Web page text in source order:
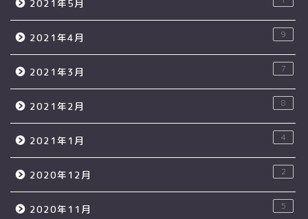
2021年5月
2021年4月 9
2021年3月 7
2021年2月 8
2021年1月 4
2020年12月 2
2020年11月 5